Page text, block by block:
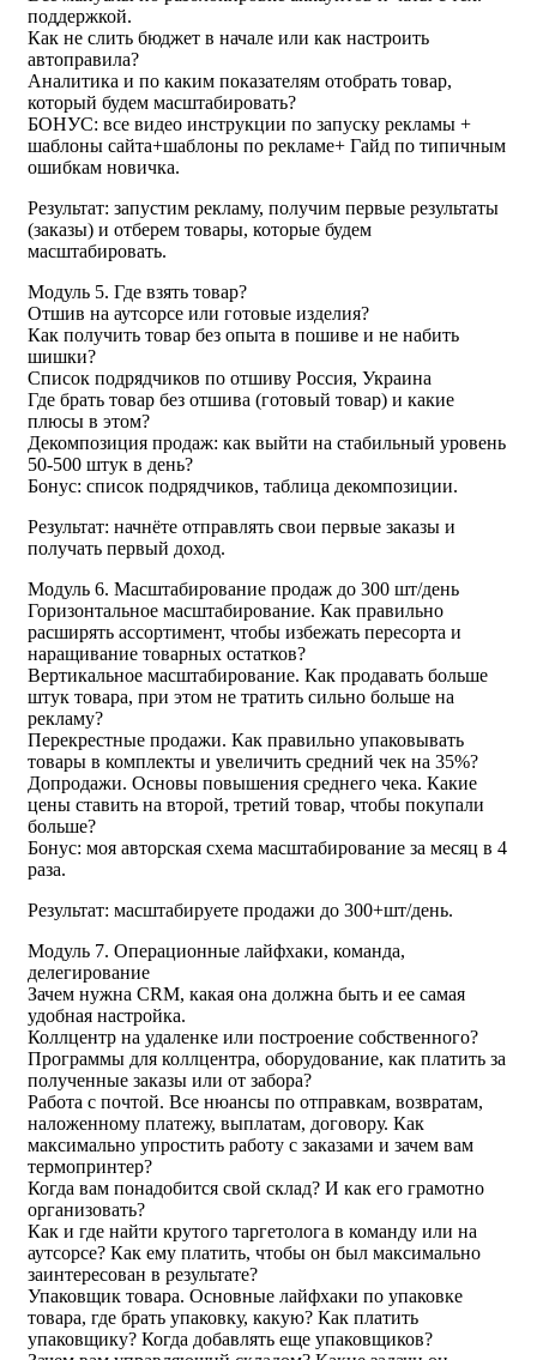
поддержкой.
Как не слить бюджет в начале или как настроить
автоправила?
Аналитика и по каким показателям отобрать товар,
который будем масштабировать?
БОНУС: все видео инструкции по запуску рекламы +
шаблоны сайта+шаблоны по рекламе+ Гайд по типичным
ошибкам новичка.
Результат: запустим рекламу, получим первые результаты
(заказы) и отберем товары, которые будем
масштабировать.
Модуль 5. Где взять товар?
Отшив на аутсорсе или готовые изделия?
Как получить товар без опыта в пошиве и не набить
шишки?
Список подрядчиков по отшиву Россия, Украина
Где брать товар без отшива (готовый товар) и какие
плюсы в этом?
Декомпозиция продаж: как выйти на стабильный уровень
50-500 штук в день?
Бонус: список подрядчиков, таблица декомпозиции.
Результат: начнёте отправлять свои первые заказы и
получать первый доход.
Модуль 6. Масштабирование продаж до 300 шт/день
Горизонтальное масштабирование. Как правильно
расширять ассортимент, чтобы избежать пересорта и
наращивание товарных остатков?
Вертикальное масштабирование. Как продавать больше
штук товара, при этом не тратить сильно больше на
рекламу?
Перекрестные продажи. Как правильно упаковывать
товары в комплекты и увеличить средний чек на 35%?
Допродажи. Основы повышения среднего чека. Какие
цены ставить на второй, третий товар, чтобы покупали
больше?
Бонус: моя авторская схема масштабирование за месяц в 4
раза.
Результат: масштабируете продажи до 300+шт/день.
Модуль 7. Операционные лайфхаки, команда,
делегирование
Зачем нужна CRM, какая она должна быть и ее самая
удобная настройка.
Коллцентр на удаленке или построение собственного?
Программы для коллцентра, оборудование, как платить за
полученные заказы или от забора?
Работа с почтой. Все нюансы по отправкам, возвратам,
наложенному платежу, выплатам, договору. Как
максимально упростить работу с заказами и зачем вам
термопринтер?
Когда вам понадобится свой склад? И как его грамотно
организовать?
Как и где найти крутого таргетолога в команду или на
аутсорсе? Как ему платить, чтобы он был максимально
заинтересован в результате?
Упаковщик товара. Основные лайфхаки по упаковке
товара, где брать упаковку, какую? Как платить
упаковщику? Когда добавлять еще упаковщиков?